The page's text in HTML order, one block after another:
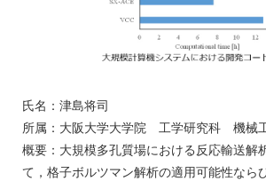
氏名：津島将司
所属：大阪大学大学院 工学研究科 機械
概要：大規模多孔質場における反応輸送解
て，格子ボルツマン解析の適用可能性なら